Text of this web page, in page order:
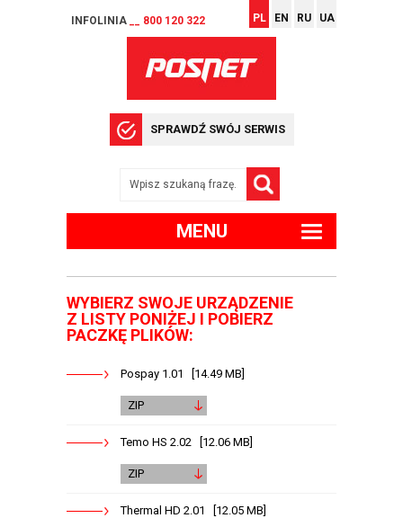
INFOLINIA __ 800 120 322 PL EN RU UA
SPRAWDŹ SWÓJ SERWIS
MENU
WYBIERZ SWOJE URZĄDZENIE
Z LISTY PONIŻEJ I POBIERZ
PACZKĘ PLIKÓW:
Pospay 1.01 [14.49 MB]
ZIP
Temo HS 2.02 [12.06 MB]
ZIP
Thermal HD 2.01 [12.05 MB]